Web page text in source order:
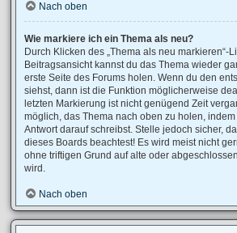
Nach oben
Wie markiere ich ein Thema als neu?
Durch Klicken des „Thema als neu markieren“-
Beitragsansicht kannst du das Thema wieder
erste Seite des Forums holen. Wenn du den
siehst, dann ist die Funktion möglicherweise
letzten Markierung ist nicht genügend Zeit
möglich, das Thema nach oben zu holen,
Antwort darauf schreibst. Stelle jedoch sicher,
dieses Boards beachtest! Es wird meist nicht
ohne triftigen Grund auf alte oder
wird.
Nach oben